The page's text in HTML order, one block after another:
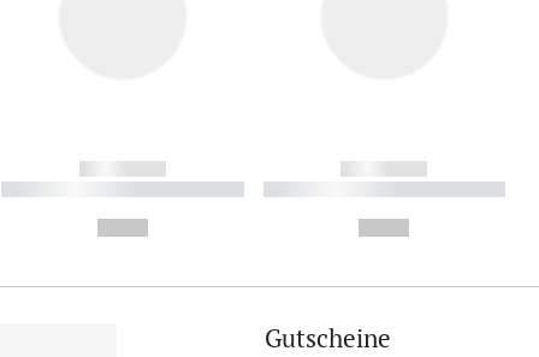
------------
----------- ----------- ----------
------------
----------- ----------- ----------
Gutscheine